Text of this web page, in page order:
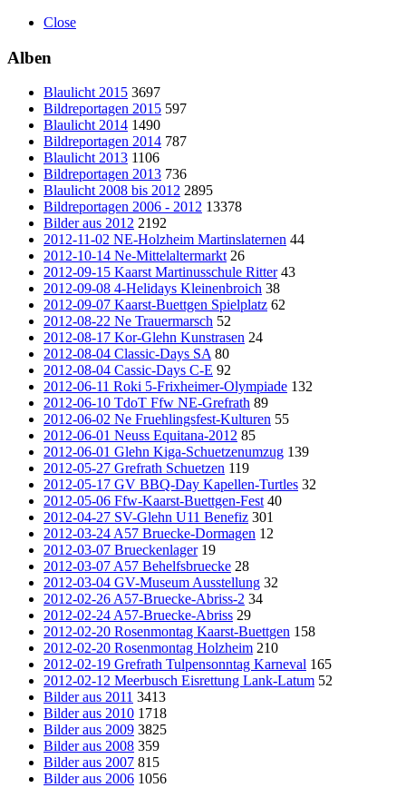
Close
Alben
Blaulicht 2015 3697
Bildreportagen 2015 597
Blaulicht 2014 1490
Bildreportagen 2014 787
Blaulicht 2013 1106
Bildreportagen 2013 736
Blaulicht 2008 bis 2012 2895
Bildreportagen 2006 - 2012 13378
Bilder aus 2012 2192
2012-11-02 NE-Holzheim Martinslaternen 44
2012-10-14 Ne-Mittelaltermarkt 26
2012-09-15 Kaarst Martinusschule Ritter 43
2012-09-08 4-Helidays Kleinenbroich 38
2012-09-07 Kaarst-Buettgen Spielplatz 62
2012-08-22 Ne Trauermarsch 52
2012-08-17 Kor-Glehn Kunstrasen 24
2012-08-04 Classic-Days SA 80
2012-08-04 Cassic-Days C-E 92
2012-06-11 Roki 5-Frixheimer-Olympiade 132
2012-06-10 TdoT Ffw NE-Grefrath 89
2012-06-02 Ne Fruehlingsfest-Kulturen 55
2012-06-01 Neuss Equitana-2012 85
2012-06-01 Glehn Kiga-Schuetzenumzug 139
2012-05-27 Grefrath Schuetzen 119
2012-05-17 GV BBQ-Day Kapellen-Turtles 32
2012-05-06 Ffw-Kaarst-Buettgen-Fest 40
2012-04-27 SV-Glehn U11 Benefiz 301
2012-03-24 A57 Bruecke-Dormagen 12
2012-03-07 Brueckenlager 19
2012-03-07 A57 Behelfsbruecke 28
2012-03-04 GV-Museum Ausstellung 32
2012-02-26 A57-Bruecke-Abriss-2 34
2012-02-24 A57-Bruecke-Abriss 29
2012-02-20 Rosenmontag Kaarst-Buettgen 158
2012-02-20 Rosenmontag Holzheim 210
2012-02-19 Grefrath Tulpensonntag Karneval 165
2012-02-12 Meerbusch Eisrettung Lank-Latum 52
Bilder aus 2011 3413
Bilder aus 2010 1718
Bilder aus 2009 3825
Bilder aus 2008 359
Bilder aus 2007 815
Bilder aus 2006 1056